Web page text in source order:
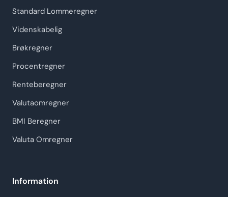
Standard Lommeregner
Videnskabelig
Brøkregner
Procentregner
Renteberegner
Valutaomregner
BMI Beregner
Valuta Omregner
Information